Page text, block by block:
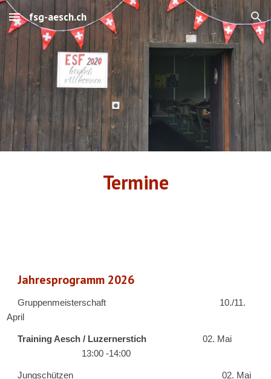
Skip to main content Skip to navigation
fsg-aesch.ch
Termine
Jahresprogramm 2026
Gruppenmeisterschaft
10./11.
April
Training Aesch / Luzernerstich
02. Mai
13:00 -14:00
Jungschützen
02. Mai